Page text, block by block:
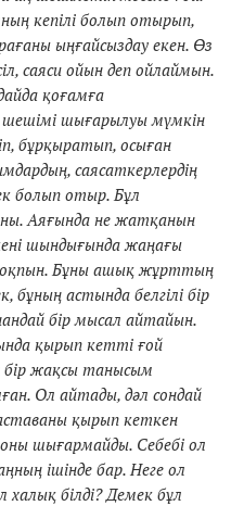
кепілі болып отырып,
ыңғайсыздау екен. Өз
саяси ойын деп ойлаймын.
қоғамға
шығарылуы мүмкін
бұрқыратып, осыған
саясаткерлердің
болып отыр. Бұл
Аяғында не жатқанын
шындығында жаңағы
Бұны ашық жұрттың
бұның астында белгілі бір
бір мысал айтайын.
қырып кетті ғой
бір жақсы танысым
Ол айтады, дәл сондай
қырып кеткен
шығармайды. Себебі ол
ішінде бар. Неге ол
халық білді? Демек бұл